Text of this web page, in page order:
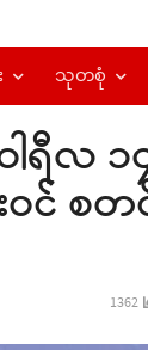
သုတစုံ
ါရီလ ၁
င် စတ
1362